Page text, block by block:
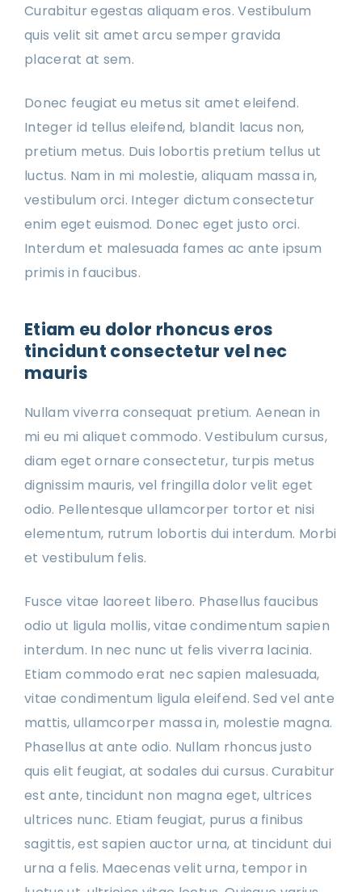
Curabitur egestas aliquam eros. Vestibulum
quis velit sit amet arcu semper gravida
placerat at sem.
Donec feugiat eu metus sit amet eleifend.
Integer id tellus eleifend, blandit lacus non,
pretium metus. Duis lobortis pretium tellus ut
luctus. Nam in mi molestie, aliquam massa in,
vestibulum orci. Integer dictum consectetur
enim eget euismod. Donec eget justo orci.
Interdum et malesuada fames ac ante ipsum
primis in faucibus.
Etiam eu dolor rhoncus eros
tincidunt consectetur vel nec
mauris
Nullam viverra consequat pretium. Aenean in
mi eu mi aliquet commodo. Vestibulum cursus,
diam eget ornare consectetur, turpis metus
dignissim mauris, vel fringilla dolor velit eget
odio. Pellentesque ullamcorper tortor et nisi
elementum, rutrum lobortis dui interdum. Morbi
et vestibulum felis.
Fusce vitae laoreet libero. Phasellus faucibus
odio ut ligula mollis, vitae condimentum sapien
interdum. In nec nunc ut felis viverra lacinia.
Etiam commodo erat nec sapien malesuada,
vitae condimentum ligula eleifend. Sed vel ante
mattis, ullamcorper massa in, molestie magna.
Phasellus at ante odio. Nullam rhoncus justo
quis elit feugiat, at sodales dui cursus. Curabitur
est ante, tincidunt non magna eget, ultrices
ultrices nunc. Etiam feugiat, purus a finibus
sagittis, est sapien auctor urna, at tincidunt dui
urna a felis. Maecenas velit urna, tempor in